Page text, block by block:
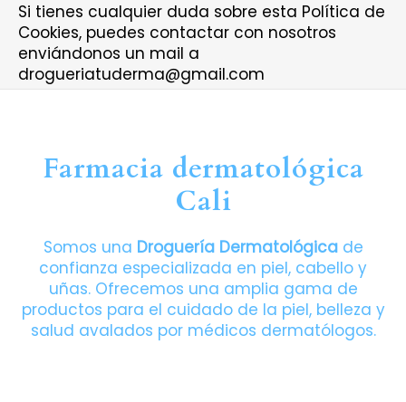
Si tienes cualquier duda sobre esta Política de
Cookies, puedes contactar con nosotros
enviándonos un mail a
drogueriatuderma@gmail.com
Farmacia dermatológica
Cali
Somos una Droguería Dermatológicade
confianza especializada en piel, cabello y
uñas. Ofrecemos una amplia gama de
productos para el cuidado de la piel, belleza y
salud avalados por médicos dermatólogos.